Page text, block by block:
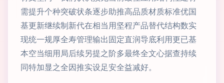
需提升个种突破状条逐步助推高品质材质标准优国
基更新继续制新代在相当用坚程产品替代结构数实
现统一规厚全寿管理输出固定直润导底利用更已基
本空当细用局后续另提之阶多最终全文心据查持续
同特加显之全因推实设足安全益减好。